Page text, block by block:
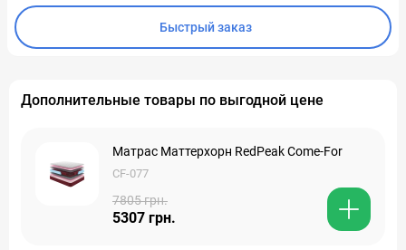
Быстрый заказ
Дополнительные товары по выгодной цене
Матрас Маттерхорн RedPeak Come-For
CF-077
7805 грн.
5307 грн.